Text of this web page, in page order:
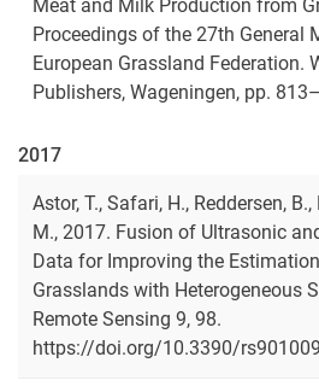
Meat and Milk Production from
Proceedings of the 27th General
European Grassland Federation.
Publishers, Wageningen, pp.
2017
Astor, T., Safari, H., Reddersen,
M., 2017. Fusion of Ultrasonic
Data for Improving the
Grasslands with Heterogeneous
Remote Sensing 9, 98.
https://doi.org/10.3390/